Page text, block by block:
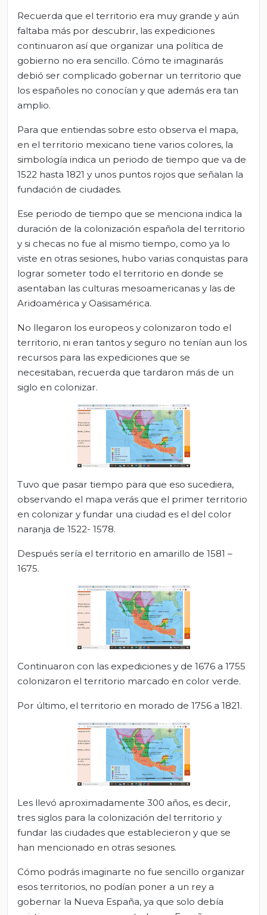
Recuerda que el territorio era muy grande y aún
faltaba más por descubrir, las expediciones
continuaron así que organizar una política de
gobierno no era sencillo. Cómo te imaginarás
debió ser complicado gobernar un territorio que
los españoles no conocían y que además era tan
amplio.
Para que entiendas sobre esto observa el mapa,
en el territorio mexicano tiene varios colores, la
simbología indica un periodo de tiempo que va de
1522 hasta 1821 y unos puntos rojos que señalan la
fundación de ciudades.
Ese periodo de tiempo que se menciona indica la
duración de la colonización española del territorio
y si checas no fue al mismo tiempo, como ya lo
viste en otras sesiones, hubo varias conquistas para
lograr someter todo el territorio en donde se
asentaban las culturas mesoamericanas y las de
Aridoamérica y Oasisamérica.
No llegaron los europeos y colonizaron todo el
territorio, ni eran tantos y seguro no tenían aun los
recursos para las expediciones que se
necesitaban, recuerda que tardaron más de un
siglo en colonizar.
Tuvo que pasar tiempo para que eso sucediera,
observando el mapa verás que el primer territorio
en colonizar y fundar una ciudad es el del color
naranja de 1522- 1578.
Después sería el territorio en amarillo de 1581 –
1675.
Continuaron con las expediciones y de 1676 a 1755
colonizaron el territorio marcado en color verde.
Por último, el territorio en morado de 1756 a 1821.
Les llevó aproximadamente 300 años, es decir,
tres siglos para la colonización del territorio y
fundar las ciudades que establecieron y que se
han mencionado en otras sesiones.
Cómo podrás imaginarte no fue sencillo organizar
esos territorios, no podían poner a un rey a
gobernar la Nueva España, ya que solo debía